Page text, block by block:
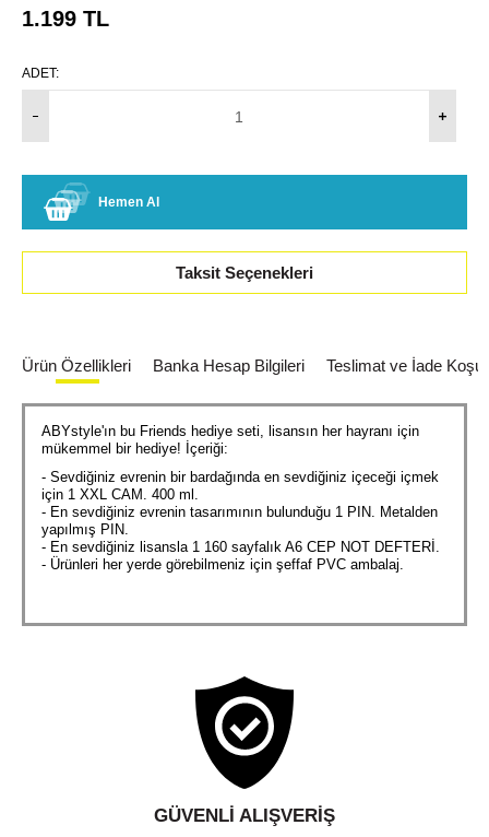
1.199 TL
ADET:
Hemen Al
Taksit Seçenekleri
Ürün Özellikleri Banka Hesap Bilgileri Teslimat ve İade
ABYstyle'ın bu Friends hediye seti, lisansın her hayranı için
mükemmel bir hediye! İçeriği:
- Sevdiğiniz evrenin bir bardağında en sevdiğiniz içeceği içmek
için 1 XXL CAM. 400 ml.
- En sevdiğiniz evrenin tasarımının bulunduğu 1 PIN. Metalden
yapılmış PIN.
- En sevdiğiniz lisansla 1 160 sayfalık A6 CEP NOT DEFTERİ.
- Ürünleri her yerde görebilmeniz için şeffaf PVC ambalaj.
GÜVENLI ALIŞVERIŞ